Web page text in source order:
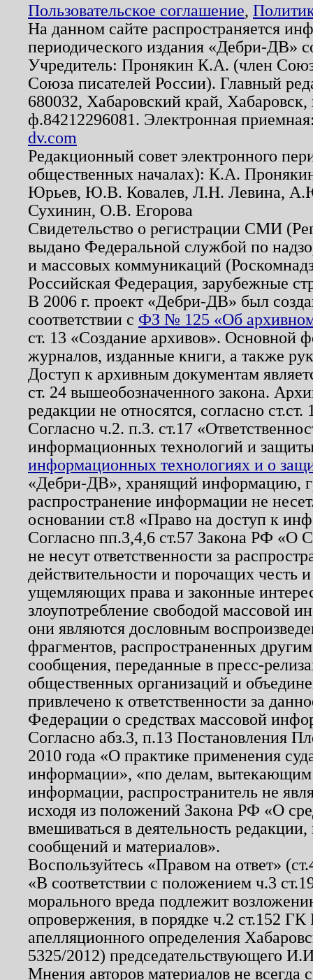
Пользовательское соглашение,
На данном сайте распространяется
периодического издания «Дебри-ДВ»
Учредитель: Пронякин К.А. (член
Союза писателей России). Главный
680032, Хабаровский край,
ф.84212296081. Электронная
dv.com
Редакционный совет электронного
общественных началах): К.А.
Юрьев, Ю.В. Ковалев, Л.Н. Левина,
Сухинин, О.В. Егорова
Свидетельство о регистрации СМИ
выдано Федеральной службой по
и массовых коммуникаций
Российская Федерация, зарубежные
В 2006 г. проект «Дебри-ДВ» был
соответствии с ФЗ № 125 «Об
ст. 13 «Создание архивов». Основной
журналов, изданные книги, а также
Доступ к архивным документам
ст. 24 вышеобозначенного закона.
редакции не относятся, согласно
Согласно ч.2. п.3. ст.17
информационных технологий и
информационных технологиях и о
«Дебри-ДВ», хранящий информацию,
распространение информации не
основании ст.8 «Право на доступ к
Согласно пп.3,4,6 ст.57 Закона РФ «О
не несут ответственности за
действительности и порочащих честь
ущемляющих права и законные
злоупотребление свободой массовой
они являются дословным
фрагментов, распространенных
сообщения, переданные в пресс-
общественных организаций и
привлечено к ответственности за
Федерации о средствах массовой
Согласно абз.3, п.13 Постановления
2010 года «О практике применения
информации», «по делам, вытекающим
информации, распространитель не
исходя из положений Закона РФ «О
вмешиваться в деятельность
сообщений и материалов».
Воспользуйтесь «Правом на ответ»
«В соответствии с положением ч.3
морального вреда подлежит
опровержения, в порядке ч.2 ст.152
апелляционного определения
5325/2012) председательствующего
Мнения авторов материалов не